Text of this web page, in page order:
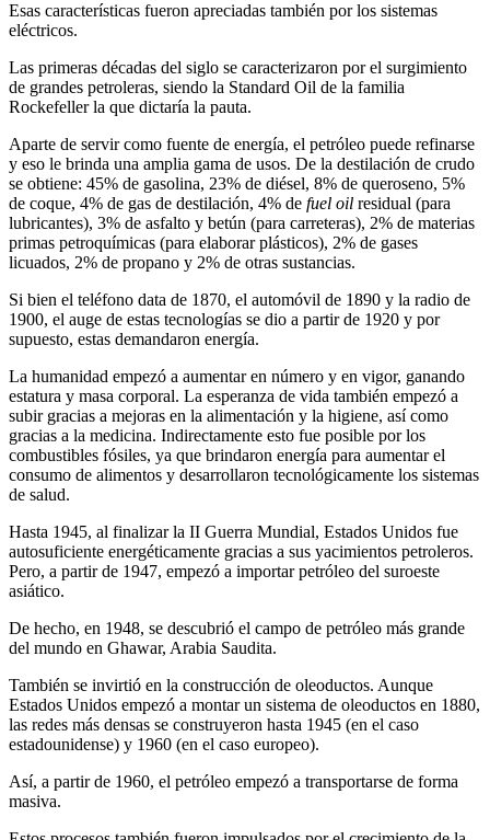
Esas características fueron apreciadas también por los sistemas
eléctricos.
Las primeras décadas del siglo se caracterizaron por el surgimiento
de grandes petroleras, siendo la Standard Oil de la familia
Rockefeller la que dictaría la pauta.
Aparte de servir como fuente de energía, el petróleo puede refinarse
y eso le brinda una amplia gama de usos. De la destilación de crudo
se obtiene: 45% de gasolina, 23% de diésel, 8% de queroseno, 5%
de coque, 4% de gas de destilación, 4% de fuel oil residual (para
lubricantes), 3% de asfalto y betún (para carreteras), 2% de materias
primas petroquímicas (para elaborar plásticos), 2% de gases
licuados, 2% de propano y 2% de otras sustancias.
Si bien el teléfono data de 1870, el automóvil de 1890 y la radio de
1900, el auge de estas tecnologías se dio a partir de 1920 y por
supuesto, estas demandaron energía.
La humanidad empezó a aumentar en número y en vigor, ganando
estatura y masa corporal. La esperanza de vida también empezó a
subir gracias a mejoras en la alimentación y la higiene, así como
gracias a la medicina. Indirectamente esto fue posible por los
combustibles fósiles, ya que brindaron energía para aumentar el
consumo de alimentos y desarrollaron tecnológicamente los sistemas
de salud.
Hasta 1945, al finalizar la II Guerra Mundial, Estados Unidos fue
autosuficiente energéticamente gracias a sus yacimientos petroleros.
Pero, a partir de 1947, empezó a importar petróleo del suroeste
asiático.
De hecho, en 1948, se descubrió el campo de petróleo más grande
del mundo en Ghawar, Arabia Saudita.
También se invirtió en la construcción de oleoductos. Aunque
Estados Unidos empezó a montar un sistema de oleoductos en 1880,
las redes más densas se construyeron hasta 1945 (en el caso
estadounidense) y 1960 (en el caso europeo).
Así, a partir de 1960, el petróleo empezó a transportarse de forma
masiva.